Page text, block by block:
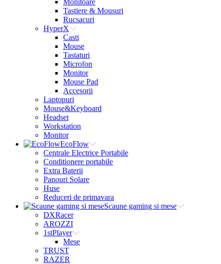
Monitoare
Tastiere & Mousuri
Rucsacuri
HyperX
Casti
Mouse
Tastaturi
Microfon
Monitor
Mouse Pad
Accesorii
Laptopuri
Mouse&Keyboard
Headset
Workstation
Monitor
EcoFlow
Centrale Electrice Portabile
Conditionere portabile
Extra Baterii
Panouri Solare
Huse
Reduceri de primavara
Scaune gaming si mese
DXRacer
AROZZI
1stPlayer
Mese
TRUST
RAZER